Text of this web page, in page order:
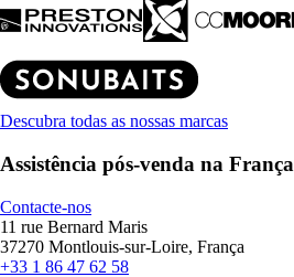
Descubra todas as nossas marcas
Assistência pós-venda na França
Contacte-nos
11 rue Bernard Maris
37270 Montlouis-sur-Loire, França
+33 1 86 47 62 58